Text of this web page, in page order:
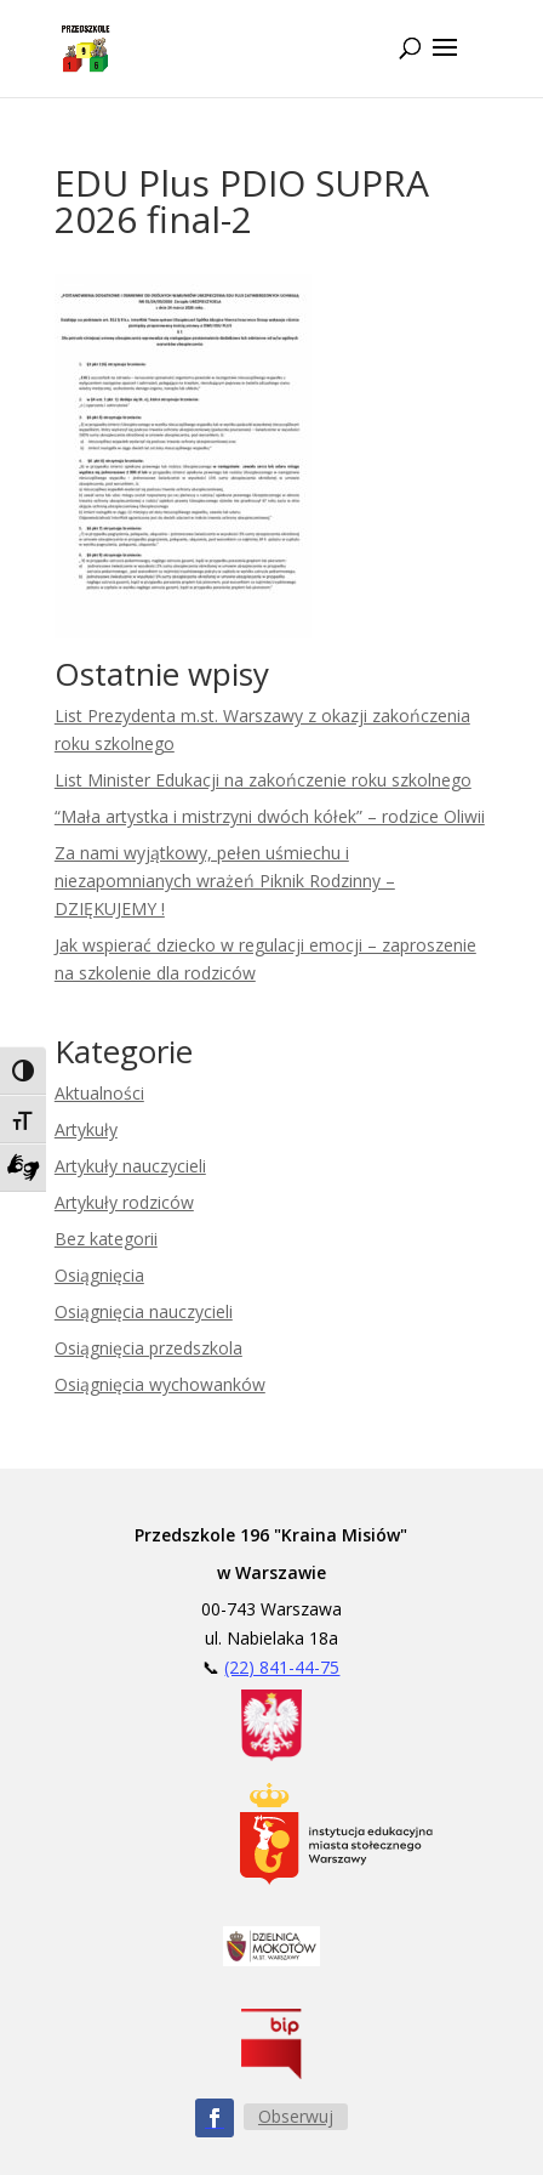
Toggle High Contrast
Toggle Font size
Zadzwoń do tłumacza języka migowego
EDU Plus PDIO SUPRA
2026 final-2
Ostatnie wpisy
List Prezydenta m.st. Warszawy z okazji zakończenia
roku szkolnego
List Minister Edukacji na zakończenie roku szkolnego
“Mała artystka i mistrzyni dwóch kółek” – rodzice Oliwii
Za nami wyjątkowy, pełen uśmiechu i
niezapomnianych wrażeń Piknik Rodzinny –
DZIĘKUJEMY !
Jak wspierać dziecko w regulacji emocji – zaproszenie
na szkolenie dla rodziców
Kategorie
Aktualności
Artykuły
Artykuły nauczycieli
Artykuły rodziców
Bez kategorii
Osiągnięcia
Osiągnięcia nauczycieli
Osiągnięcia przedszkola
Osiągnięcia wychowanków
Przedszkole 196 "Kraina Misiów"
w Warszawie
00-743 Warszawa
ul. Nabielaka 18a
📞(22) 841-44-75
Obserwuj